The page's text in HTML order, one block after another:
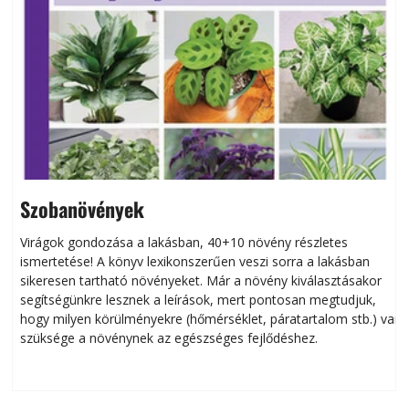
Szobanövények
Virágok gondozása a lakásban, 40+10 növény részletes
ismertetése! A könyv lexikonszerűen veszi sorra a lakásban
sikeresen tart­ha­tó növényeket. Már a növény kiválasztásakor
segítségünkre lesznek a leírások, mert pontosan megtudjuk,
hogy milyen körülményekre (hőmérséklet, páratartalom stb.) van
szüksége a növénynek az egészséges fejlődéshez.